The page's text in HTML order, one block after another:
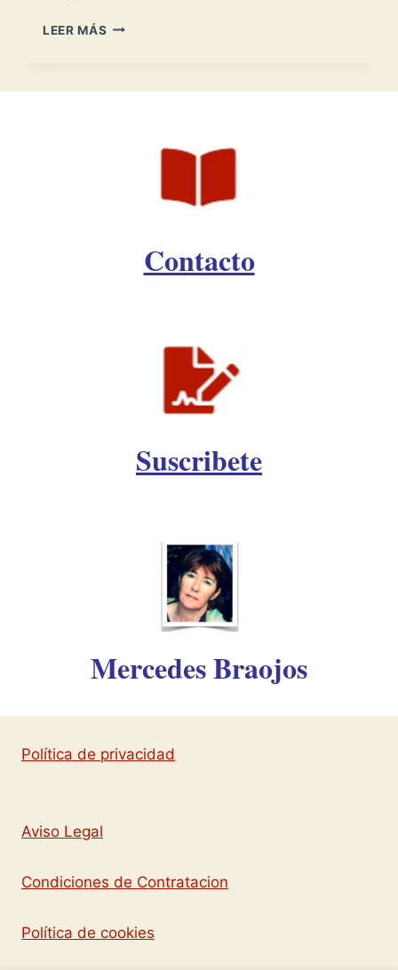
LEER MÁS FRANCISCO
Contacto
Suscribete
Mercedes Braojos
Política de privacidad
Aviso Legal
Condiciones de Contratacion
Política de cookies